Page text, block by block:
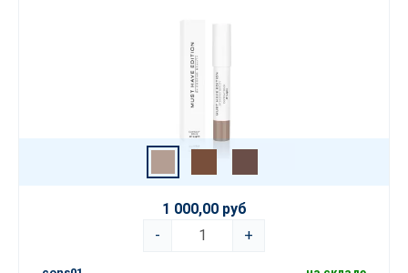
1 000,00 руб
-
+